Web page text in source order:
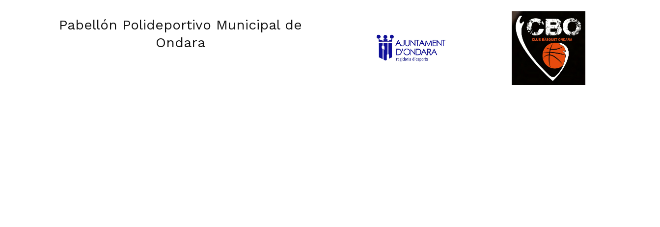
Pabellón Polideportivo Municipal de
Ondara